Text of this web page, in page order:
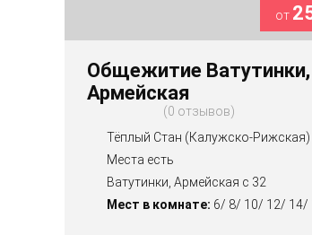
от
Общежитие Ватутинки,
Армейская
0 отзывов
Тёплый Стан (Калужско-Рижская)
Места есть
Ватутинки, Армейская с 32
Мест в комнате: 6/ 8/ 10/ 12/ 14/